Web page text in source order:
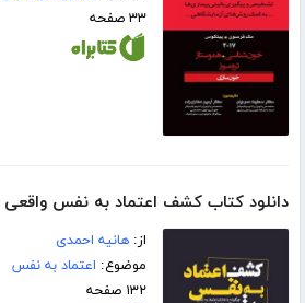
۳۳ صفحه
دانلود کتاب کشف اعتماد به نفس واقعی
از:هانیه احمدی
موضوع: اعتماد به نفس
۱۳۲ صفحه